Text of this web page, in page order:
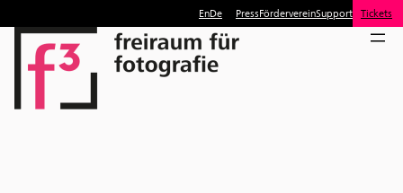
EnDe PressFördervereinSupport Tickets